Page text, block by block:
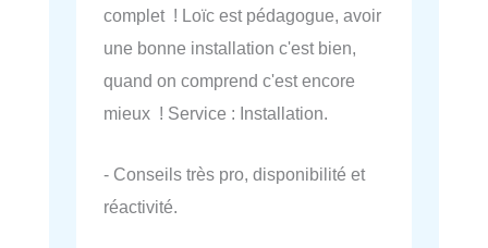
complet ! Loïc est pédagogue, avoir
une bonne installation c'est bien,
quand on comprend c'est encore
mieux ! Service : Installation.
- Conseils très pro, disponibilité et
réactivité.